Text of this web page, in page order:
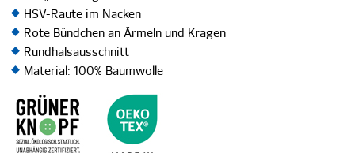
HSV-Raute im Nacken
Rote Bündchen an Ärmeln und Kragen
Rundhalsausschnitt
Material: 100% Baumwolle